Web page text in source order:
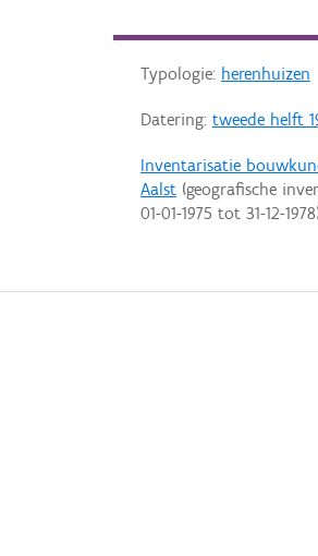
Typologie: herenhuizen
Datering: tweede helft
Inventarisatie
Aalst(geografische
01-01-1975 tot 31-12-1978